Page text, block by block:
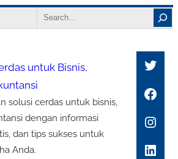
Search
untuk Bisnis,
solusi cerdas untuk bisnis,
dengan informasi
dan tips sukses untuk
Anda.